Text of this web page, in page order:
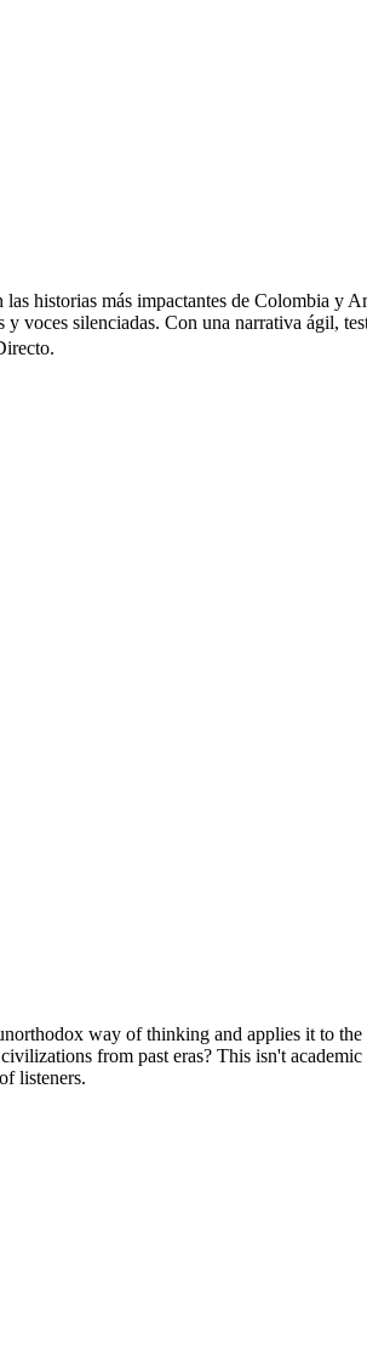
historias más impactantes de Colombia y
voces silenciadas. Con una narrativa ágil,
way of thinking and applies it to
from past eras? This isn't
listeners.